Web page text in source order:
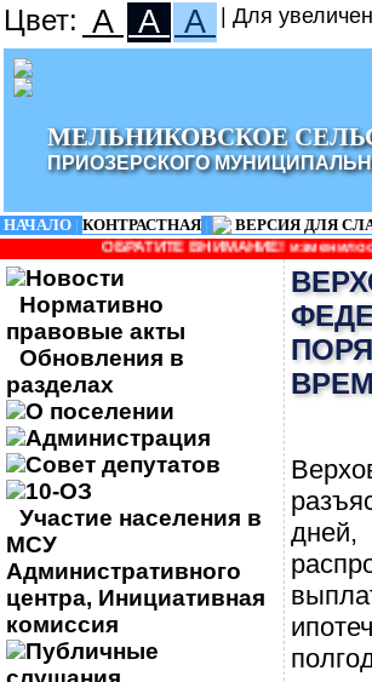
Цвет: A A A | Для
МЕЛЬНИКОВСКОЕ
ПРИОЗЕРСКОГО
НАЧАЛО | КОНТРАСТНАЯ |
ВЕРСИЯ ДЛЯ
ВНИМАНИЕ! изменилось наименование
Новости
Нормативно
правовые акты
Обновления в
разделах
О поселении
Администрация
Совет депутатов
10-ОЗ
Участие населения в
МСУ
Административного
центра, Инициативная
комиссия
Публичные